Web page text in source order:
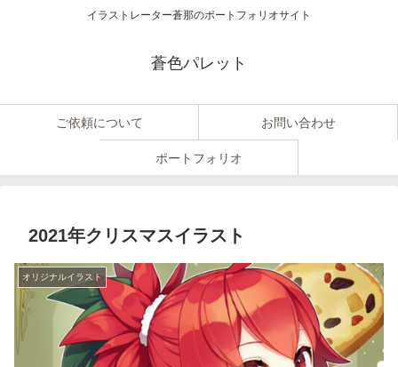
イラストレーター蒼那のポートフォリオサイト
蒼色パレット
ご依頼について お問い合わせ
ポートフォリオ
2021年クリスマスイラスト
オリジナルイラスト